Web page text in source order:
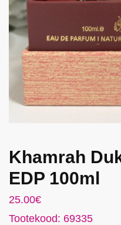
Khamrah
EDP 100ml
25.00€
Tootekood: 69335